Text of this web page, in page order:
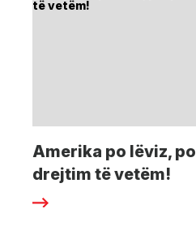
Amerika po lëviz,
drejtim të vetëm!